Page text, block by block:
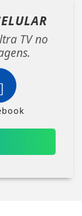
TV no